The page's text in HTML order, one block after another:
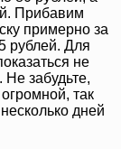
Прибавим
примерно за
рублей. Для
не
забудьте,
так
дней